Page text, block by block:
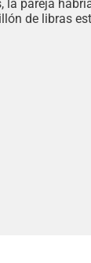
la pareja
de libras